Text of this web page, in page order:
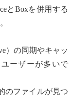
とBoxを併用する
）の同期やキャッ
ーザーが多いで
のファイルが見つ